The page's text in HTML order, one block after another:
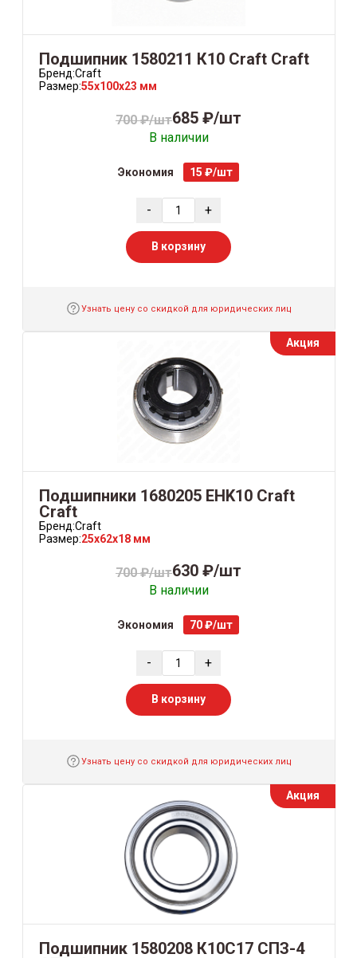
Подшипник 1580211 К10 Craft Craft
Бренд:Craft
Размер:55x100x23 мм
700 ₽/шт685 ₽/шт
В наличии
Экономия 15 ₽/шт
- +
В корзину
Узнать цену со скидкой для юридических лиц
Акция
Подшипники 1680205 EHK10 Craft
Craft
Бренд:Craft
Размер:25x62x18 мм
700 ₽/шт630 ₽/шт
В наличии
Экономия 70 ₽/шт
- +
В корзину
Узнать цену со скидкой для юридических лиц
Акция
Подшипник 1580208 К10С17 СПЗ-4